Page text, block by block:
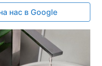
нас в Google